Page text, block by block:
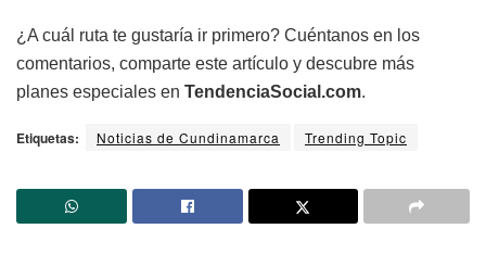
¿A cuál ruta te gustaría ir primero? Cuéntanos en los
comentarios, comparte este artículo y descubre más
planes especiales en TendenciaSocial.com.
Etiquetas: Noticias de Cundinamarca Trending Topic